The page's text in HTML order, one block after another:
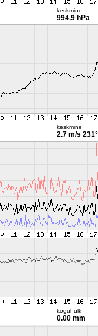
keskmine
994.9 hPa
keskmine
2.7 m/s 231°
koguhulk
0.00 mm